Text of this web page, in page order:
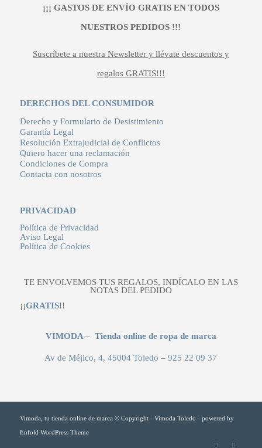
¡¡¡ GASTOS DE ENVÍO GRATIS EN TODOS
NUESTROS PEDIDOS !!!
Suscríbete a nuestra Newsletter y llévate descuentos y
regalos GRATIS!!!
DERECHOS DEL CONSUMIDOR
Derecho y Formulario de Desistimiento
Garantía Legal
Resolución Extrajudicial de Conflictos
Quiero hacer una reclamación
Condiciones de Compra
Contacta con nosotros
PRIVACIDAD
Política de Privacidad
Aviso Legal
Política de Cookies
TE ENVOLVEMOS TUS REGALOS, INDÍCALO EN LAS
NOTAS DEL PEDIDO
¡¡GRATIS!!
VIMODA – Tienda online de ropa de marca
Av de Méjico, 4, 45004 Toledo –925 22 09 37
Vimoda, tu tienda online de marca © Copyright - Vimoda Toledo - powered by
Enfold WordPress Theme